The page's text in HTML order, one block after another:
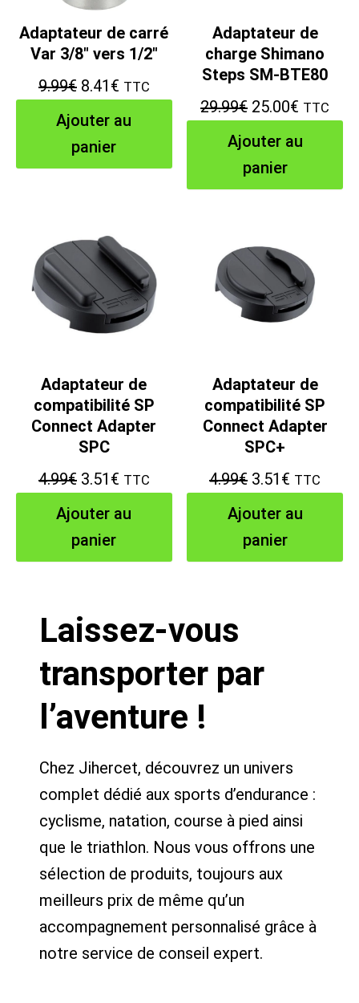
Adaptateur de carré
Var 3/8″ vers 1/2″
9.99€ Le
prix
initial
était :
8.41 €Le
est :
TTC
Ajouter au
panier
Adaptateur de
charge Shimano
Steps SM-BTE80
29.99€ Le
prix
initial
était :
25.00€ Le
est :
TTC
Ajouter au
panier
Adaptateur de
compatibilité SP
Connect Adapter
SPC
4.99€ Le
prix
initial
était :
3.51 €Le
est :
TTC
Ajouter au
panier
Adaptateur de
compatibilité SP
Connect Adapter
SPC+
4.99€ Le
prix
initial
était :
3.51 € Le
est :
TTC
Ajouter au
panier
Laissez-vous
transporter par
l’aventure !
Chez Jihercet, découvrez un univers
complet dédié aux sports d’endurance :
cyclisme, natation, course à pied ainsi
que le triathlon. Nous vous offrons une
sélection de produits, toujours aux
meilleurs prix de même qu’un
accompagnement personnalisé grâce à
notre service de conseil expert.